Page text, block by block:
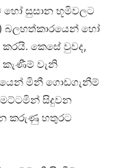
හෝ සුසාන භූමිවලට
බලහත්කාරයෙන් හෝ
කෙසේ වුවද,
කැණීම් වැනි
මිනී ගොඩගැනීම්
සිදුවන
කරුණු හතුරට